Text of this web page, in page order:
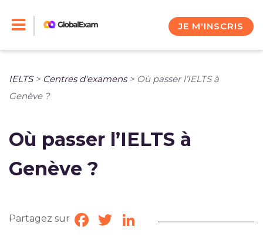
JE M'INSCRIS
IELTS> Centres d'examens> Où passer l’IELTS à
Genève ?
Où passer l’IELTS à
Genève ?
Partagez sur Facebook
TwitterLinkedIn